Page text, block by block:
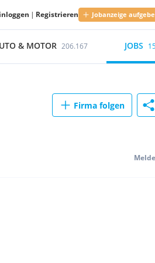
| Registrieren Jobanzeige
& MOTOR 206.167 JOBS
Firma folgen